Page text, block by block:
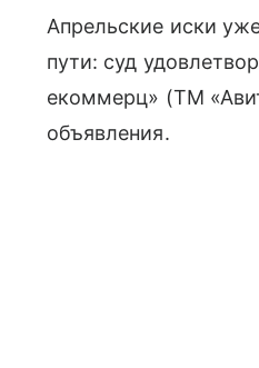
Апрельские иски
пути: суд
екоммерц» (ТМ
объявления.